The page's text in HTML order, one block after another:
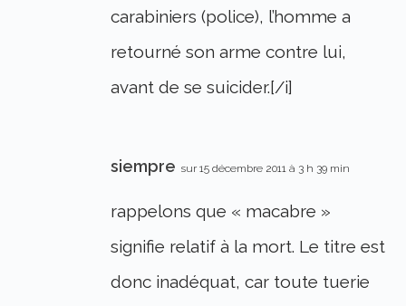
carabiniers (police), l’homme a
retourné son arme contre lui,
avant de se suicider.[/i]
siempre sur 15 décembre 2011 à 3 h 39 min
rappelons que « macabre »
signifie relatif à la mort. Le titre est
donc inadéquat, car toute tuerie